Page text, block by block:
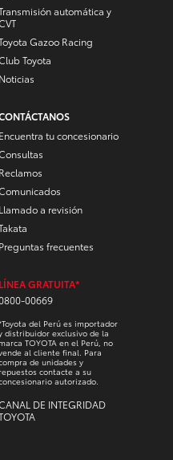
automática y
Gazoo Racing
Toyota
Noticias
Encuentra tu concesionario
Reclamos
Llamado a revisión
Preguntas frecuentes
LÍNEA GRATUITA*
00669
del Perú es importador
distribuidor exclusivo de la
marca TOYOTA en el Perú, no
al cliente final. Para
de unidades y
repuestos contacte a su
autorizado.
DE INTEGRIDAD